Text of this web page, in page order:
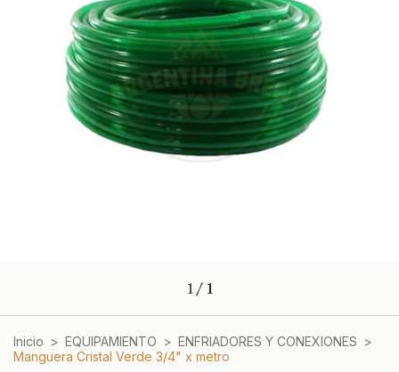
1/ 1
Inicio > EQUIPAMIENTO > ENFRIADORES Y CONEXIONES >
Manguera Cristal Verde 3/4" x metro